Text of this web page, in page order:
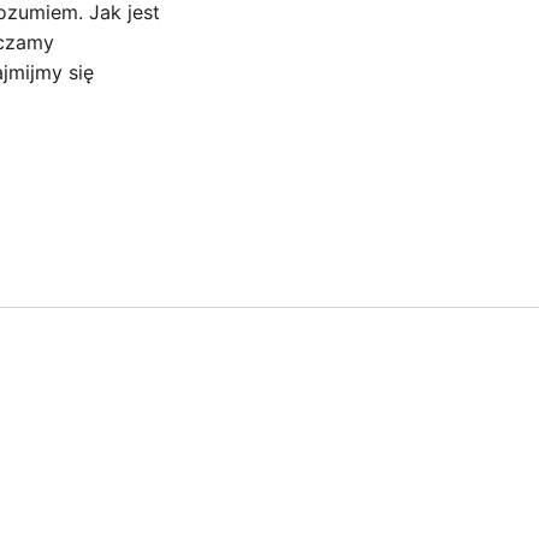
Jak jest
się